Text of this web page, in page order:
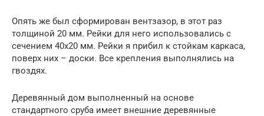
Опять же был сформирован вентзазор, в этот раз
толщиной 20 мм. Рейки для него использовались с
сечением 40х20 мм. Рейки я прибил к стойкам каркаса,
поверх них – доски. Все крепления выполнялись на
гвоздях.
Деревянный дом выполненный на основе
стандартного сруба имеет внешние деревянные